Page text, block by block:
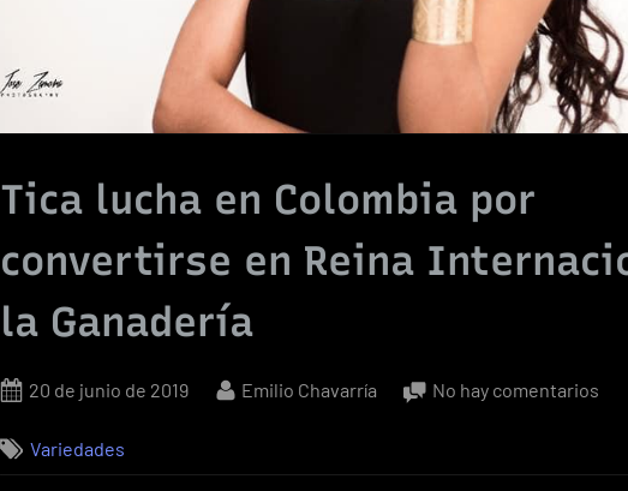
Tica lucha en Colombia por
convertirse en Reina
la Ganadería
Posted
20 de junio de 2019 By
Emilio Chavarría No hay comentarios
Variedades